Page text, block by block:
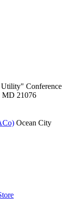
Conference
MD 21076
Ocean City